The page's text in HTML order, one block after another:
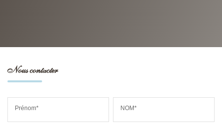
Nous contacter
Prénom* NOM*